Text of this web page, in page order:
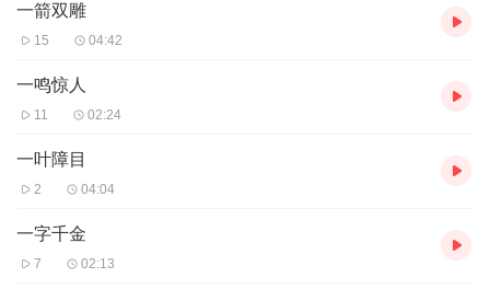
一箭双雕
15 04:42
一鸣惊人
11 02:24
一叶障目
2 04:04
一字千金
7 02:13